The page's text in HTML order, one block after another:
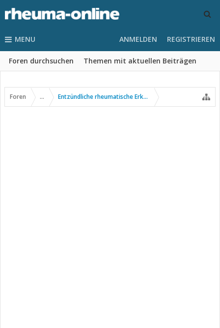
MENU
Foren durchsuchen Themen mit aktuellen Beiträgen
ANMELDEN REGISTRIEREN
Foren ... Entzündliche rheumatische Erkrankungen